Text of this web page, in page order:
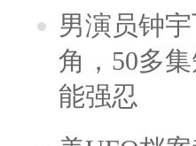
男演员钟
角，50多
能强忍